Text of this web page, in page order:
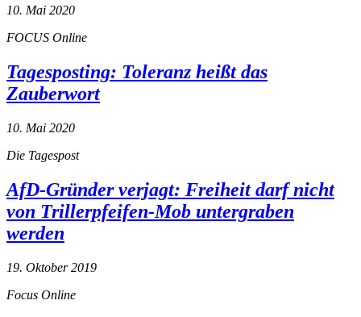
10. Mai 2020
FOCUS Online
Tagesposting: Toleranz heißt das
Zauberwort
10. Mai 2020
Die Tagespost
AfD-Gründer verjagt: Freiheit darf nicht
von Trillerpfeifen-Mob untergraben
werden
19. Oktober 2019
Focus Online